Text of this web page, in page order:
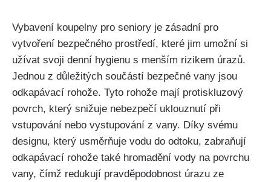
Vybavení koupelny pro seniory je zásadní pro
vytvoření bezpečného prostředí, které jim umožní si
užívat svoji denní hygienu s menším rizikem úrazů.
Jednou z důležitých součástí bezpečné vany jsou
odkapávací rohože. Tyto rohože mají protiskluzový
povrch, který snižuje nebezpečí uklouznutí při
vstupování nebo vystupování z vany. Díky svému
designu, který usměrňuje vodu do odtoku, zabraňují
odkapávací rohože také hromadění vody na povrchu
vany, čímž redukují pravděpodobnost úrazu ze